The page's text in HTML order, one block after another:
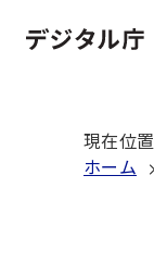
文
現在位置
ホーム